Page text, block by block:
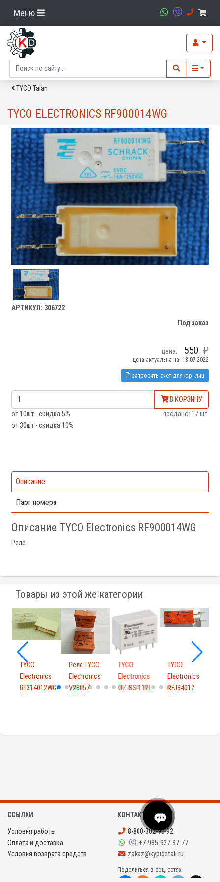
Меню
TYCO Taian
TYCO ELECTRONICS RF900014WG
АРТИКУЛ: 306722
Под заказ
цена: 550
цена актуальна на: 13.07.2022
запросить счет для юр. лиц
В КОРЗИНУ
от 10шт - скидка 5%
от 30шт - скидка 10%
продано: 17 шт.
Описание
Парт номера
Описание TYCO Electronics RF900014WG
Реле
Товары из этой же категории
TYCO
Electronics
RT314012WG
10шт
Реле TYCO
Electronics
V23057-
B3006-
TYCO
Electronics
OZ-SS-112L
TYCO
Electronics
RFJ34012
10шт.
ССЫЛКИ
Условия работы
Оплата и доставка
Условия возврата средств
КОНТАКТЫ
8-800-302-90-92
+7-985-927-37-77
zakaz@kypidetali.ru
Поделиться в соц. сетях